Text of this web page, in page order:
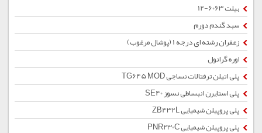
بیلت 6063-12
سبد گندم دورم
زعفران رشته ای درجه 1 (پوشال مرغوب)
اوره گرانول
پلی اتیلن ترفتالات نساجی TG645 MOD
پلی استایرن انبساطی نسوز SE40
پلی پروپیلن شیمیایی ZB432L
پلی پروپیلن شیمیایی PNR230C